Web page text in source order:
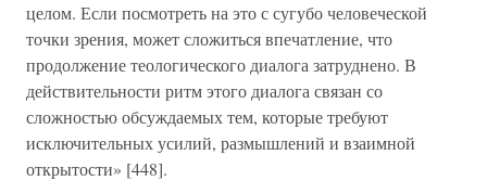
целом. Если посмотреть на это с сугубо человеческой
точки зрения, может сложиться впечатление, что
продолжение теологического диалога затруднено. В
действительности ритм этого диалога связан со
сложностью обсуждаемых тем, которые требуют
исключительных усилий, размышлений и взаимной
открытости» [448].